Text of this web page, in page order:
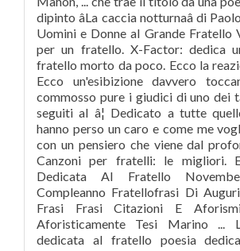
dipinto âLa caccia notturnaâ di
Uomini e Donne al Grande Fratello
per un fratello. X-Factor: dedica
fratello morto da poco. Ecco la
Ecco un'esibizione davvero
commosso pure i giudici di uno dei
seguiti al â¦ Dedicato a tutte
hanno perso un caro e come me
con un pensiero che viene dal
Canzoni per fratelli: le migliori.
Dedicata Al Fratello
Compleanno Fratellofrasi Di
Frasi Frasi Citazioni E
Aforisticamente Tesi Marino ...
dedicata al fratello poesia